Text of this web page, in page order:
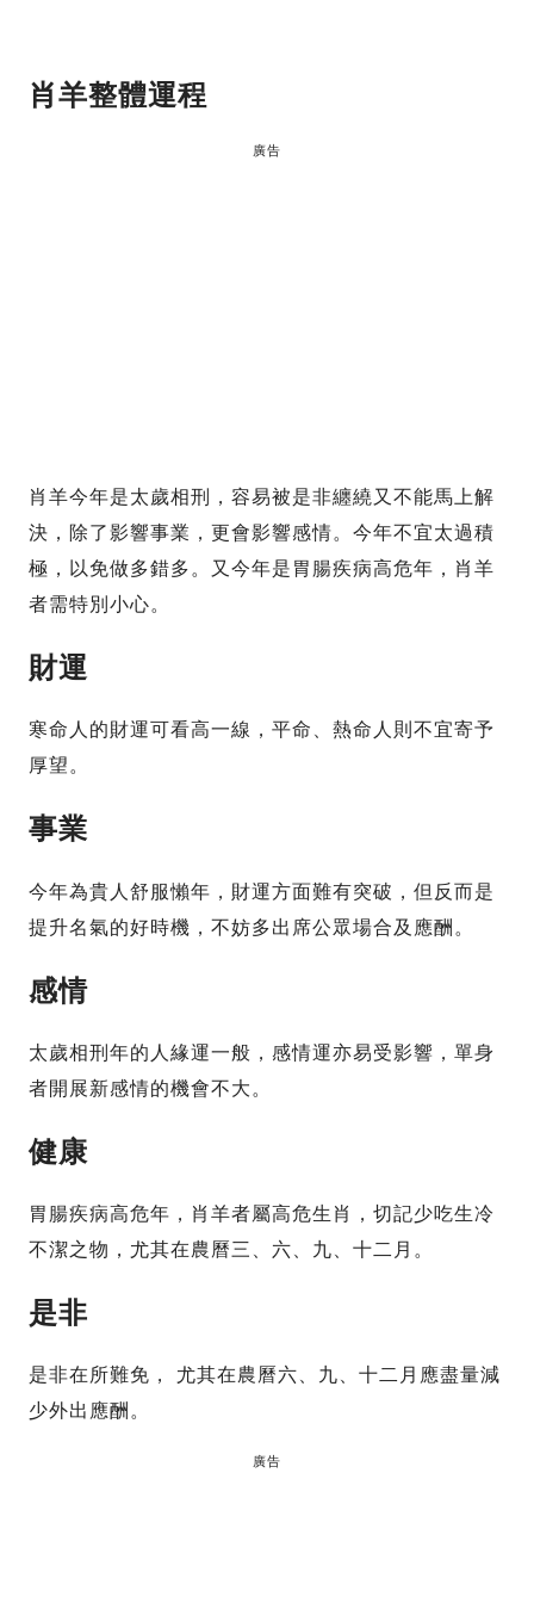
肖羊整體運程
廣告
肖羊今年是太歲相刑，容易被是非纏繞又不能馬上解
決，除了影響事業，更會影響感情。今年不宜太過積
極，以免做多錯多。又今年是胃腸疾病高危年，肖羊
者需特別小心。
財運
寒命人的財運可看高一線，平命、熱命人則不宜寄予
厚望。
事業
今年為貴人舒服懶年，財運方面難有突破，但反而是
提升名氣的好時機，不妨多出席公眾場合及應酬。
感情
太歲相刑年的人緣運一般，感情運亦易受影響，單身
者開展新感情的機會不大。
健康
胃腸疾病高危年，肖羊者屬高危生肖，切記少吃生冷
不潔之物，尤其在農曆三、六、九、十二月。
是非
是非在所難免， 尤其在農曆六、九、十二月應盡量減
少外出應酬。
廣告